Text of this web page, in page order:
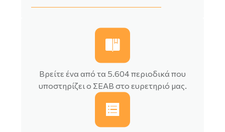
Βρείτε ένα από τα 5.604 περιοδικά που
υποστηρίζει ο ΣΕΑΒ στο ευρετηριό μας.